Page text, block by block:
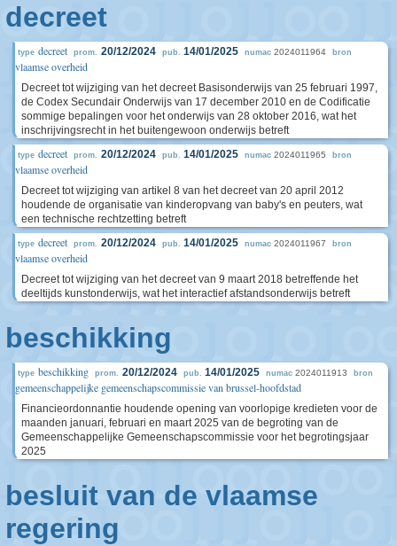
decreet
type decreet prom. 20/12/2024 pub. 14/01/2025 numac 2024011964 bron
vlaamse overheid
Decreet tot wijziging van het decreet Basisonderwijs van 25 februari 1997,
de Codex Secundair Onderwijs van 17 december 2010 en de Codificatie
sommige bepalingen voor het onderwijs van 28 oktober 2016, wat het
inschrijvingsrecht in het buitengewoon onderwijs betreft
type decreet prom. 20/12/2024 pub. 14/01/2025 numac 2024011965 bron
vlaamse overheid
Decreet tot wijziging van artikel 8 van het decreet van 20 april 2012
houdende de organisatie van kinderopvang van baby's en peuters, wat
een technische rechtzetting betreft
type decreet prom. 20/12/2024 pub. 14/01/2025 numac 2024011967 bron
vlaamse overheid
Decreet tot wijziging van het decreet van 9 maart 2018 betreffende het
deeltijds kunstonderwijs, wat het interactief afstandsonderwijs betreft
beschikking
type beschikking prom. 20/12/2024 pub. 14/01/2025 numac 2024011913 bron
gemeenschappelijke gemeenschapscommissie van brussel-hoofdstad
Financieordonnantie houdende opening van voorlopige kredieten voor de
maanden januari, februari en maart 2025 van de begroting van de
Gemeenschappelijke Gemeenschapscommissie voor het begrotingsjaar
2025
besluit van de vlaamse
regering